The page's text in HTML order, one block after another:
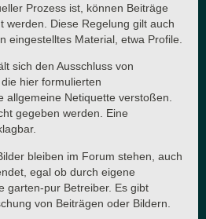
Prozess ist, können Beiträge
werden. Diese Regelung gilt auch
eingestelltes Material, etwa Profile.
sich den Ausschluss von
hier formulierten
allgemeine Netiquette verstoßen.
gegeben werden. Eine
bleiben im Forum stehen, auch
egal ob durch eigene
garten-pur Betreiber. Es gibt
von Beiträgen oder Bildern.